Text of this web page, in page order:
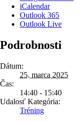
iCalendar
Outlook 365
Outlook Live
Podrobnosti
Dátum:
25. marca 2025
Čas:
14:40 - 15:40
Udalosť Kategória:
Tréning